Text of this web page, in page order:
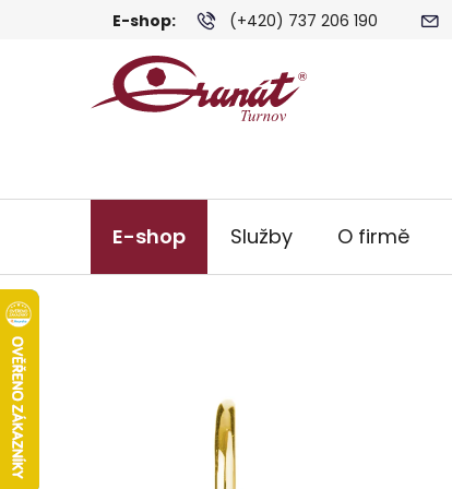
E-shop: (+420) 737 206 190
E-shop Služby O firmě